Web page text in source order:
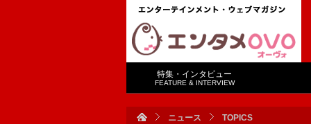
特集・インタビュー
FEATURE & INTERVIEW
ニュース TOPICS